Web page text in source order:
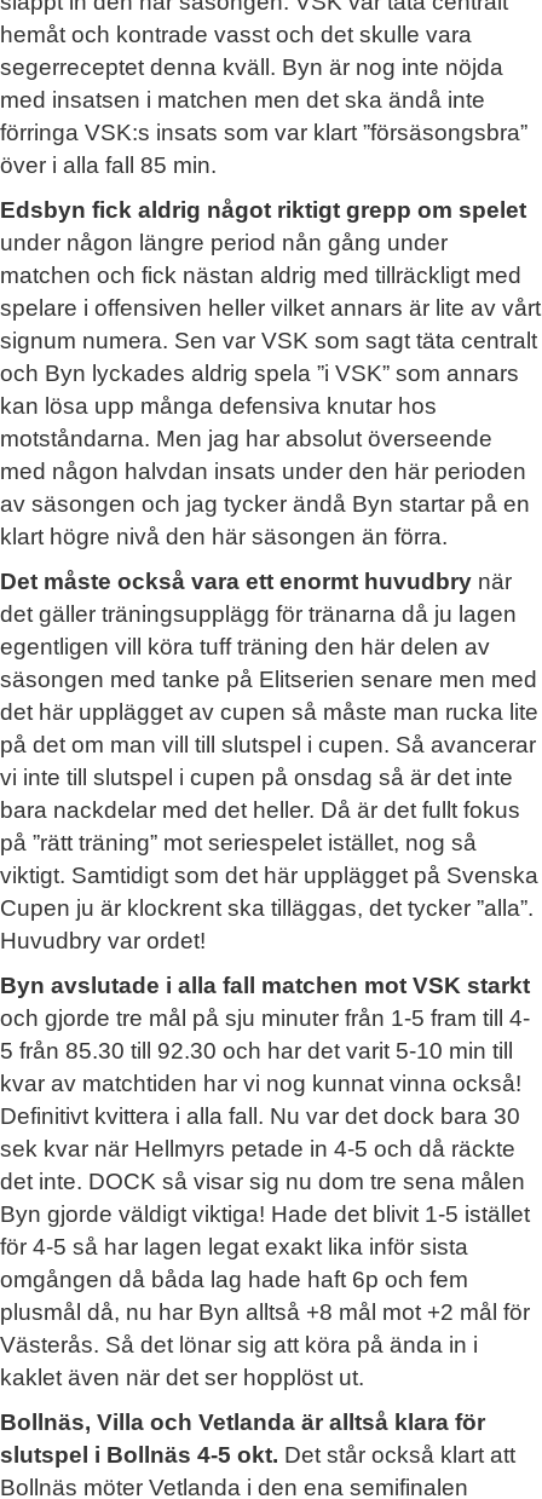
hemåt och kontrade vasst och det skulle vara
segerreceptet denna kväll. Byn är nog inte nöjda
med insatsen i matchen men det ska ändå inte
förringa VSK:s insats som var klart ”försäsongsbra”
över i alla fall 85 min.
Edsbyn fick aldrig något riktigt grepp om spelet
under någon längre period nån gång under
matchen och fick nästan aldrig med tillräckligt med
spelare i offensiven heller vilket annars är lite av vårt
signum numera. Sen var VSK som sagt täta centralt
och Byn lyckades aldrig spela ”i VSK” som annars
kan lösa upp många defensiva knutar hos
motståndarna. Men jag har absolut överseende
med någon halvdan insats under den här perioden
av säsongen och jag tycker ändå Byn startar på en
klart högre nivå den här säsongen än förra.
Det måste också vara ett enormt huvudbry när
det gäller träningsupplägg för tränarna då ju lagen
egentligen vill köra tuff träning den här delen av
säsongen med tanke på Elitserien senare men med
det här upplägget av cupen så måste man rucka lite
på det om man vill till slutspel i cupen. Så avancerar
vi inte till slutspel i cupen på onsdag så är det inte
bara nackdelar med det heller. Då är det fullt fokus
på ”rätt träning” mot seriespelet istället, nog så
viktigt. Samtidigt som det här upplägget på Svenska
Cupen ju är klockrent ska tilläggas, det tycker ”alla”.
Huvudbry var ordet!
Byn avslutade i alla fall matchen mot VSK starkt
och gjorde tre mål på sju minuter från 1-5 fram till 4-
5 från 85.30 till 92.30 och har det varit 5-10 min till
kvar av matchtiden har vi nog kunnat vinna också!
Definitivt kvittera i alla fall. Nu var det dock bara 30
sek kvar när Hellmyrs petade in 4-5 och då räckte
det inte. DOCK så visar sig nu dom tre sena målen
Byn gjorde väldigt viktiga! Hade det blivit 1-5 istället
för 4-5 så har lagen legat exakt lika inför sista
omgången då båda lag hade haft 6p och fem
plusmål då, nu har Byn alltså +8 mål mot +2 mål för
Västerås. Så det lönar sig att köra på ända in i
kaklet även när det ser hopplöst ut.
Bollnäs, Villa och Vetlanda är alltså klara för
slutspel i Bollnäs 4-5 okt. Det står också klart att
Bollnäs möter Vetlanda i den ena semifinalen